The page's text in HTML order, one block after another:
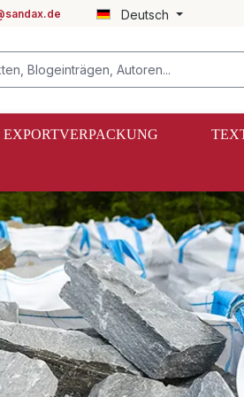
Deutsch
EXPORTVERPACKUNG